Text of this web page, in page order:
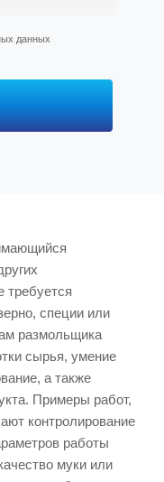
данных
требуется
специи или
размольщика
сырья, умение
а также
Примеры работ,
контролирование
работы
муки или